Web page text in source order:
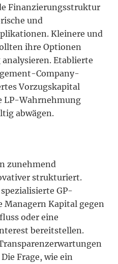
Finanzierungsstruktur
und
Kleinere und
ihre Optionen
Etablierte
Company-
Vorzugskapital
LP-Wahrnehmung
abwägen.
zunehmend
strukturiert.
GP-
Kapital gegen
oder eine
bereitstellen.
Frage, wie ein